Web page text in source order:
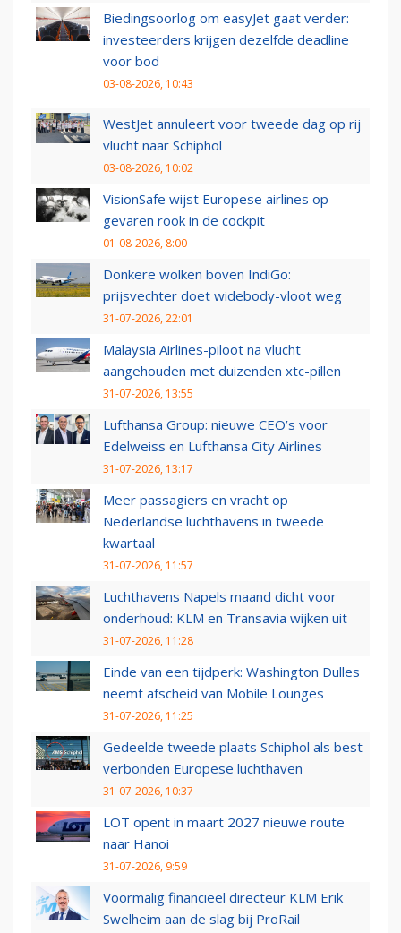
Biedingsoorlog om easyJet gaat verder:
investeerders krijgen dezelfde deadline
voor bod
03-08-2026, 10:43
WestJet annuleert voor tweede dag op rij
vlucht naar Schiphol
03-08-2026, 10:02
VisionSafe wijst Europese airlines op
gevaren rook in de cockpit
01-08-2026, 8:00
Donkere wolken boven IndiGo:
prijsvechter doet widebody-vloot weg
31-07-2026, 22:01
Malaysia Airlines-piloot na vlucht
aangehouden met duizenden xtc-pillen
31-07-2026, 13:55
Lufthansa Group: nieuwe CEO’s voor
Edelweiss en Lufthansa City Airlines
31-07-2026, 13:17
Meer passagiers en vracht op
Nederlandse luchthavens in tweede
kwartaal
31-07-2026, 11:57
Luchthavens Napels maand dicht voor
onderhoud: KLM en Transavia wijken uit
31-07-2026, 11:28
Einde van een tijdperk: Washington Dulles
neemt afscheid van Mobile Lounges
31-07-2026, 11:25
Gedeelde tweede plaats Schiphol als best
verbonden Europese luchthaven
31-07-2026, 10:37
LOT opent in maart 2027 nieuwe route
naar Hanoi
31-07-2026, 9:59
Voormalig financieel directeur KLM Erik
Swelheim aan de slag bij ProRail